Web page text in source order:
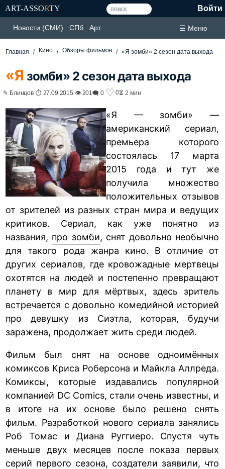
ART-ASSORTY Войти
Новости (СМИ) СПб Арт ☰ Меню
Главная Кино Обзоры фильмов «Я зомби» 2 сезон дата выхода
«Я зомби» 2 сезон дата выхода
✎ Блинцов ⏱ 27.09.2015 👁 201🗨 0 ♡ 0⏳ 2 мин
«Я —зомби» —
американский сериал,
премьера которого
состоялась 17 марта
2015 года и тут же
получила множество
положительных отзывов
от зрителей из разных стран мира и ведущих
критиков. Сериал, как уже понятно из
названия, про зомби, снят довольно необычно
для такого рода жанра кино. В отличие от
других сериалов, где кровожадные мертвецы
охотятся на людей и постепенно превращают
планету в мир для мёртвых, здесь зритель
встречается с довольно комедийной историей
про девушку из Сиэтла, которая, будучи
заражена, продолжает жить среди людей.
Фильм был снят на основе одноимённых
комиксов Криса Роберсона и Майкла Аллреда.
Комиксы, которые издавались популярной
компанией DC Comics, стали очень известны, и
в итоге на их основе было решено снять
фильм. Разработкой нового сериала занялись
Роб Томас и Диана Руггиеро. Спустя чуть
меньше двух месяцев после показа первых
серий первого сезона, создатели заявили, что